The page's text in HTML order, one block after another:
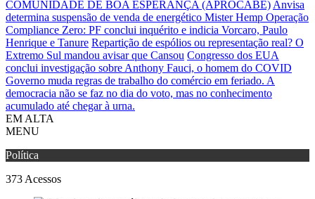
COMUNIDADE DE BOA ESPERANÇA (APROCABE) Anvisa
determina suspensão de venda de energético Mister Hemp Operação
Compliance Zero: PF conclui inquérito e indicia Vorcaro, Paulo
Henrique e Tanure Repartição de espólios ou representação real? O
Extremo Sul mandou avisar que Cansou Congresso dos EUA
conclui investigação sobre Anthony Fauci, o homem do COVID
Governo muda regras de trabalho do comércio em feriado. A
democracia não se faz no dia do voto, mas no conhecimento
acumulado até chegar à urna.
EM ALTA
MENU
Política
373 Acessos